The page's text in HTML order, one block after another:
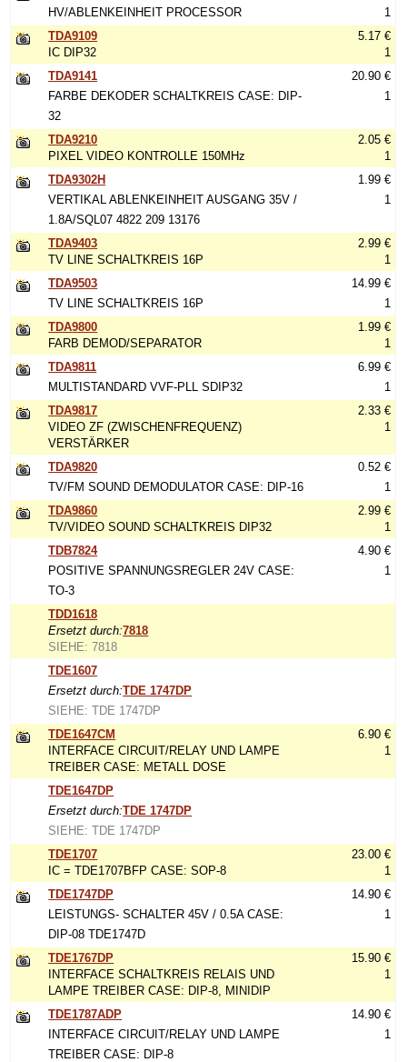
HV/ABLENKEINHEIT PROCESSOR
1
TDA9109
IC DIP32
5.17 €
1
TDA9141
FARBE DEKODER SCHALTKREIS CASE: DIP-
32
20.90 €
1
TDA9210
PIXEL VIDEO KONTROLLE 150MHz
2.05 €
1
TDA9302H
VERTIKAL ABLENKEINHEIT AUSGANG 35V /
1.8A/SQL07 4822 209 13176
1.99 €
1
TDA9403
TV LINE SCHALTKREIS 16P
2.99 €
1
TDA9503
TV LINE SCHALTKREIS 16P
14.99 €
1
TDA9800
FARB DEMOD/SEPARATOR
1.99 €
1
TDA9811
MULTISTANDARD VVF-PLL SDIP32
6.99 €
1
TDA9817
VIDEO ZF (ZWISCHENFREQUENZ)
VERSTÄRKER
2.33 €
1
TDA9820
TV/FM SOUND DEMODULATOR CASE: DIP-16
0.52 €
1
TDA9860
TV/VIDEO SOUND SCHALTKREIS DIP32
2.99 €
1
TDB7824
POSITIVE SPANNUNGSREGLER 24V CASE:
TO-3
4.90 €
1
TDD1618
Ersetzt durch:7818
SIEHE: 7818
TDE1607
Ersetzt durch:TDE 1747DP
SIEHE: TDE 1747DP
TDE1647CM
INTERFACE CIRCUIT/RELAY UND LAMPE
TREIBER CASE: METALL DOSE
6.90 €
1
TDE1647DP
Ersetzt durch:TDE 1747DP
SIEHE: TDE 1747DP
TDE1707
IC = TDE1707BFP CASE: SOP-8
23.00 €
1
TDE1747DP
LEISTUNGS- SCHALTER 45V / 0.5A CASE:
DIP-08 TDE1747D
14.90 €
1
TDE1767DP
INTERFACE SCHALTKREIS RELAIS UND
LAMPE TREIBER CASE: DIP-8, MINIDIP
15.90 €
1
TDE1787ADP
INTERFACE CIRCUIT/RELAY UND LAMPE
TREIBER CASE: DIP-8
14.90 €
1